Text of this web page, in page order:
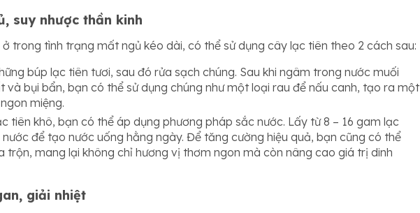
suy nhược thần kinh
trong tình trạng mất ngủ kéo dài, có thể sử dụng cây lạc tiên theo 2 cách sau:
búp lạc tiên tươi, sau đó rửa sạch chúng. Sau khi ngâm trong nước muối
và bụi bẩn, bạn có thể sử dụng chúng như một loại rau để nấu canh, tạo ra một
miệng.
tiên khô, bạn có thể áp dụng phương pháp sắc nước. Lấy từ 8 – 16 gam lạc
để tạo nước uống hằng ngày. Để tăng cường hiệu quả, bạn cũng có thể
trộn, mang lại không chỉ hương vị thơm ngon mà còn nâng cao giá trị dinh
giải nhiệt